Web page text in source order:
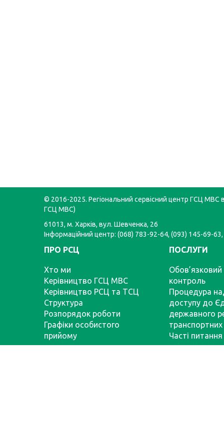
© 2016-2025. Регіональний сервісний центр ГСЦ МВС в
ГСЦ МВС)
61013, м. Харків, вул. Шевченка, 26
Інформаційний центр: (068) 783-92-64, (093) 145-69-
ПРО РСЦ
Хто ми
Керівництво ГСЦ МВС
Керівництво РСЦ та ТСЦ
Структура
Розпорядок роботи
Графіки особистого
прийому
ПОСЛУГИ
Обов’язковий
контроль
Процедура
доступу до
державного
транспортних
Часті питання